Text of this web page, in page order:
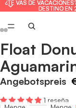
¿TE VAS DE
DESTINO EN
¿TE VAS DE
DESTINO EN
Bild
im
Vollbildmodus
öffnen
Bild
im
Vollbildmodus
öffnen
Bild
im
Vollbildmodus
öffnen
Bild
im
Vollbildmodus
öffnen
Bild
im
Vollbildmodus
öffnen
Bild
im
Vollbildmodus
öffnen
Float
Angebotspreis
1 reseña